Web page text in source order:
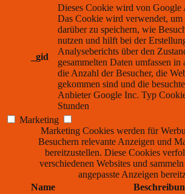
_gid
Dieses Cookie wird von Google
Das Cookie wird verwendet, um
darüber zu speichern, wie
nutzen und hilft bei der
Analyseberichts über den
gesammelten Daten umfassen
die Anzahl der Besucher, die
gekommen sind und die
Anbieter Google Inc. Typ
Stunden
Marketing
Marketing Cookies werden für
Besuchern relevante Anzeigen und
bereitzustellen. Diese Cookies
verschiedenen Websites und
angepasste Anzeigen
Name